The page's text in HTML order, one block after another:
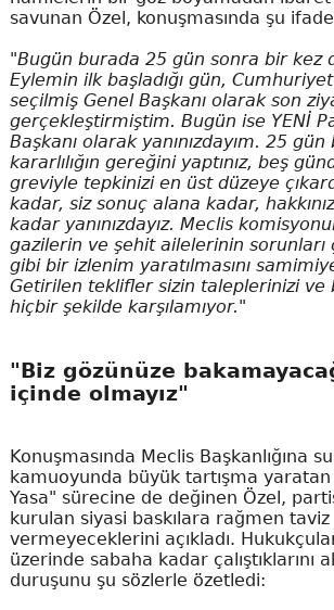
savunan Özel, konuşmasında şu
"Bugün burada 25 gün sonra bir kez
Eylemin ilk başladığı gün,
seçilmiş Genel Başkanı olarak son
gerçekleştirmiştim. Bugün ise YENİ
Başkanı olarak yanınızdayım. 25
kararlılığın gereğini yaptınız, beş
greviyle tepkinizi en üst düzeye
kadar, siz sonuç alana kadar,
kadar yanınızdayız. Meclis
gazilerin ve şehit ailelerinin sorunları
gibi bir izlenim yaratılmasını
Getirilen teklifler sizin taleplerinizi ve
hiçbir şekilde karşılamıyor."
"Biz gözünüze
içinde olmayız"
Konuşmasında Meclis Başkanlığına
kamuoyunda büyük tartışma
Yasa" sürecine de değinen Özel,
kurulan siyasi baskılara rağmen taviz
vermeyeceklerini açıkladı.
üzerinde sabaha kadar çalıştıklarını
duruşunu şu sözlerle özetledi: